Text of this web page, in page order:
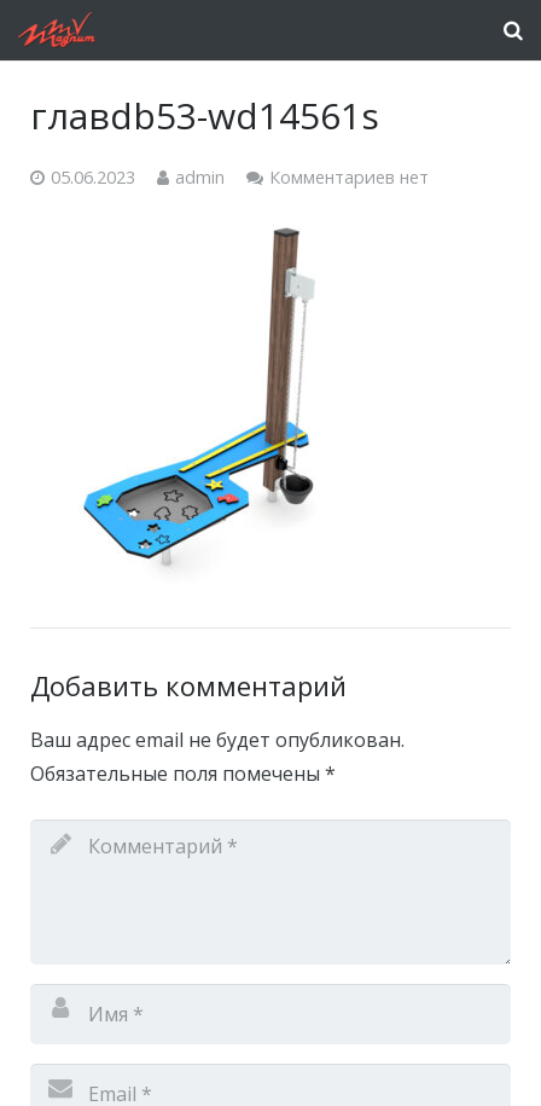
главdb53-wd14561s
05.06.2023 admin Комментариев нет
Добавить комментарий
Ваш адрес email не будет опубликован.
Обязательные поля помечены *